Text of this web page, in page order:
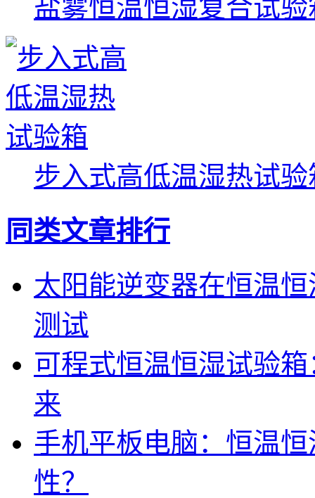
盐雾恒温恒湿复合试验
步入式高低温湿热试验
同类文章排行
太阳能逆变器在恒温
测试
可程式恒温恒湿试验
来
手机平板电脑：恒温
性？